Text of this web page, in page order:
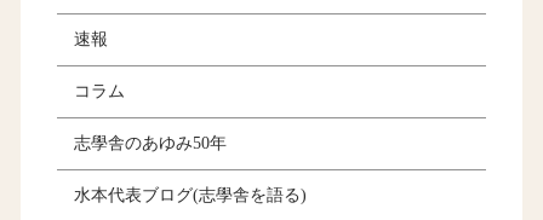
速報
コラム
志學舎のあゆみ50年
水本代表ブログ(志學舎を語る)